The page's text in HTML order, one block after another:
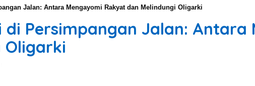
Jalan: Antara Mengayomi Rakyat dan Melindungi Oligarki
di Persimpangan Jalan: Antara
Oligarki